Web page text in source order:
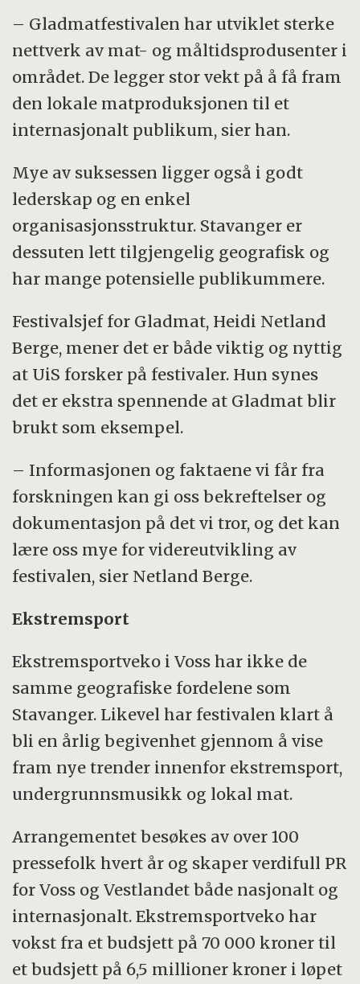
– Gladmatfestivalen har utviklet sterke
nettverk av mat- og måltidsprodusenter i
området. De legger stor vekt på å få fram
den lokale matproduksjonen til et
internasjonalt publikum, sier han.
Mye av suksessen ligger også i godt
lederskap og en enkel
organisasjonsstruktur. Stavanger er
dessuten lett tilgjengelig geografisk og
har mange potensielle publikummere.
Festivalsjef for Gladmat, Heidi Netland
Berge, mener det er både viktig og nyttig
at UiS forsker på festivaler. Hun synes
det er ekstra spennende at Gladmat blir
brukt som eksempel.
– Informasjonen og faktaene vi får fra
forskningen kan gi oss bekreftelser og
dokumentasjon på det vi tror, og det kan
lære oss mye for videreutvikling av
festivalen, sier Netland Berge.
Ekstremsport
Ekstremsportveko i Voss har ikke de
samme geografiske fordelene som
Stavanger. Likevel har festivalen klart å
bli en årlig begivenhet gjennom å vise
fram nye trender innenfor ekstremsport,
undergrunnsmusikk og lokal mat.
Arrangementet besøkes av over 100
pressefolk hvert år og skaper verdifull PR
for Voss og Vestlandet både nasjonalt og
internasjonalt. Ekstremsportveko har
vokst fra et budsjett på 70 000 kroner til
et budsjett på 6,5 millioner kroner i løpet